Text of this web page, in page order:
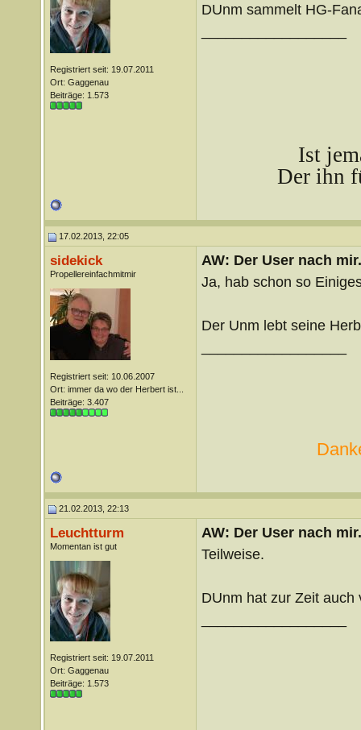
Registriert seit: 19.07.2011
Ort: Gaggenau
Beiträge: 1.573
DUnm sammelt HG-
Ist
Der ihn
17.02.2013, 22:05
sidekick
Propellereinfachmitmir
Registriert seit: 10.06.2007
Ort: immer da wo der Herbert ist...
Beiträge: 3.407
AW: Der User nach
Ja, hab schon so
Der Unm lebt seine
21.02.2013, 22:13
Leuchtturm
Momentan ist gut
Registriert seit: 19.07.2011
Ort: Gaggenau
Beiträge: 1.573
AW: Der User nach
Teilweise.
DUnm hat zur Zeit auch